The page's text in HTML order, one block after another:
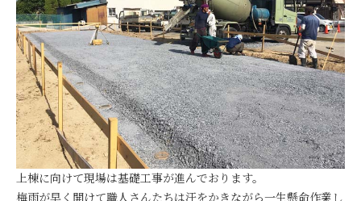
上棟に向けて現場は基礎工事が進んでおります。
梅雨が早く開けて職人さんたちは汗をかきながら一生懸命作業し